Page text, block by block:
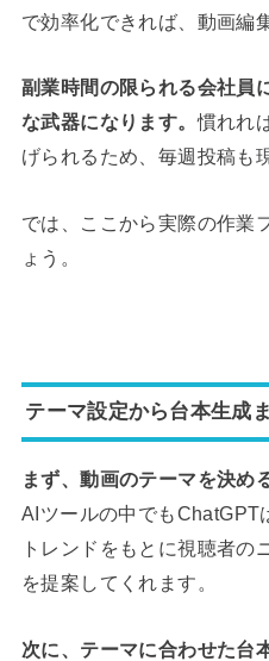
で効率化できれば、動画編
副業時間の限られる会社員
な武器になります。慣れれ
げられるため、毎週投稿も
では、ここから実際の作業
ょう。
テーマ設定から台本生成
まず、動画のテーマを決め
AIツールの中でもChatGPT
トレンドをもとに視聴者の
を提案してくれます。
次に、テーマに合わせた台